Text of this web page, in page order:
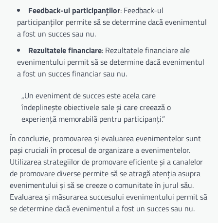
Feedback-ul participanților: Feedback-ul
participanților permite să se determine dacă evenimentul
a fost un succes sau nu.
Rezultatele financiare: Rezultatele financiare ale
evenimentului permit să se determine dacă evenimentul
a fost un succes financiar sau nu.
„Un eveniment de succes este acela care
îndeplinește obiectivele sale și care creează o
experiență memorabilă pentru participanți.”
În concluzie, promovarea și evaluarea evenimentelor sunt
pași cruciali în procesul de organizare a evenimentelor.
Utilizarea strategiilor de promovare eficiente și a canalelor
de promovare diverse permite să se atragă atenția asupra
evenimentului și să se creeze o comunitate în jurul său.
Evaluarea și măsurarea succesului evenimentului permit să
se determine dacă evenimentul a fost un succes sau nu.